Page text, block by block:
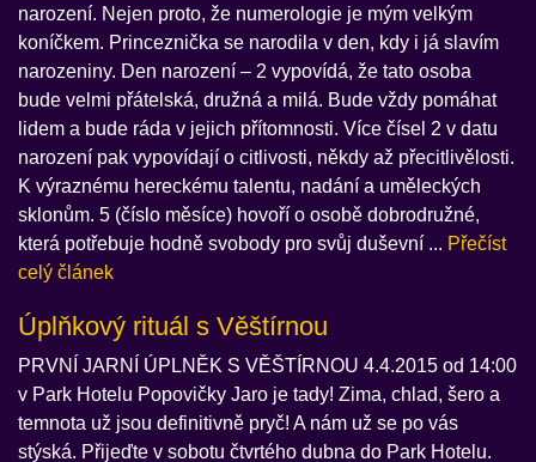
narození. Nejen proto, že numerologie je mým velkým
koníčkem. Princeznička se narodila v den, kdy i já slavím
narozeniny. Den narození – 2 vypovídá, že tato osoba
bude velmi přátelská, družná a milá. Bude vždy pomáhat
lidem a bude ráda v jejich přítomnosti. Více čísel 2 v datu
narození pak vypovídají o citlivosti, někdy až přecitlivělosti.
K výraznému hereckému talentu, nadání a uměleckých
sklonům. 5 (číslo měsíce) hovoří o osobě dobrodružné,
která potřebuje hodně svobody pro svůj duševní ... Přečíst
celý článek
Úplňkový rituál s Věštírnou
PRVNÍ JARNÍ ÚPLNĚK S VĚŠTÍRNOU 4.4.2015 od 14:00
v Park Hotelu Popovičky Jaro je tady! Zima, chlad, šero a
temnota už jsou definitivně pryč! A nám už se po vás
stýská. Přijeďte v sobotu čtvrtého dubna do Park Hotelu.